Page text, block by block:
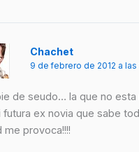
Chachet
9 de febrero de 2012 a las
de seudo… la que no esta
futura ex novia que sabe
me provoca!!!!